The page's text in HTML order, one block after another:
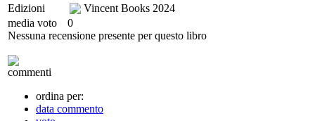
Edizioni
Vincent Books 2024
media voto
0
Nessuna recensione presente per questo libro
commenti
ordina per:
data commento